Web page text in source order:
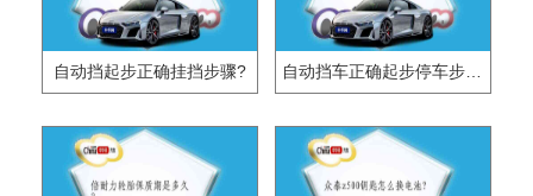
自动挡起步正确挂挡步骤? 自动挡车正确起步停车步骤?